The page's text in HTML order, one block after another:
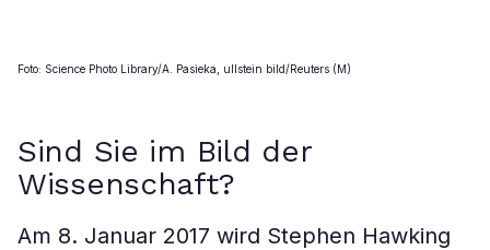
Foto: Science Photo Library/A. Pasieka, ullstein bild/Reuters (M)
Sind Sie im Bild der
Wissenschaft?
Am 8. Januar 2017 wird Stephen Hawking